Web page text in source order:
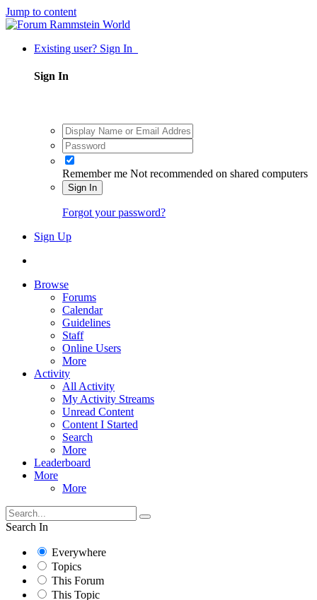
Jump to content
Existing user? Sign In
Sign In
Remember me Not recommended on shared computers
Sign In
Forgot your password?
Sign Up
Browse
Forums
Calendar
Guidelines
Staff
Online Users
More
Activity
All Activity
My Activity Streams
Unread Content
Content I Started
Search
More
Leaderboard
More
More
Search In
Everywhere
Topics
This Forum
This Topic